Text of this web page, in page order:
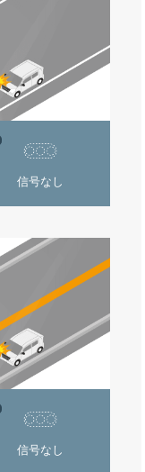
信号なし
信号なし